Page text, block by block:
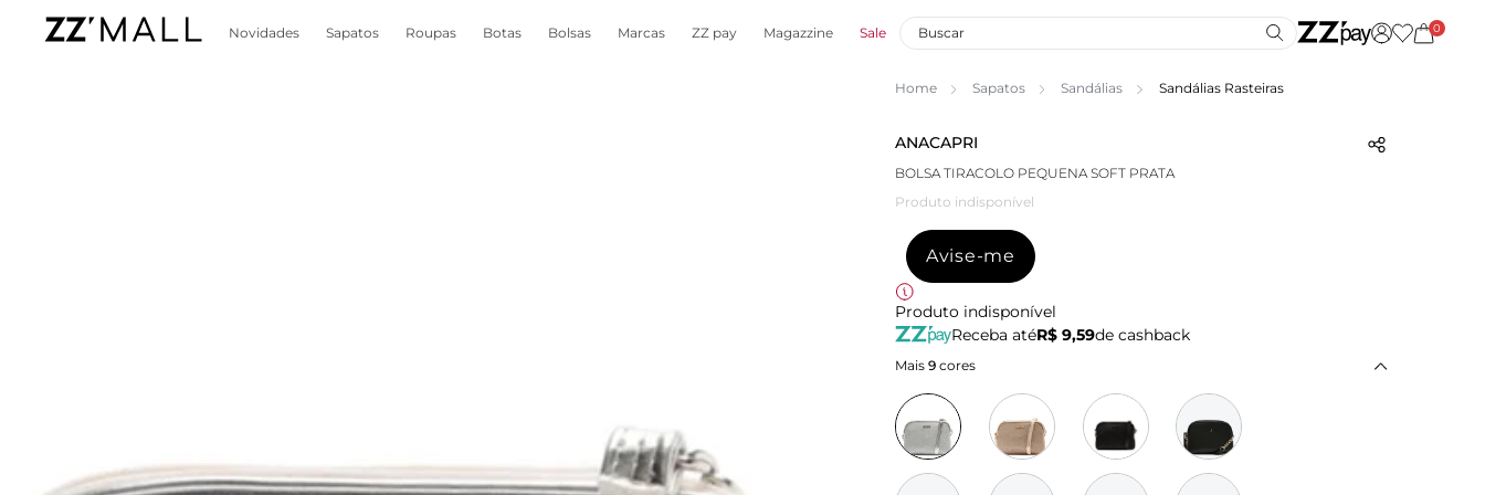
Novidades Sapatos Roupas Botas Bolsas Marcas ZZ pay Magazzine Sale 0
Home Sapatos Sandálias Sandálias Rasteiras
ANACAPRI
BOLSA TIRACOLO PEQUENA SOFT PRATA
Produto indisponível
Avise-me
Produto indisponível
Receba atéR$ 9,59de cashback
Mais 9 cores